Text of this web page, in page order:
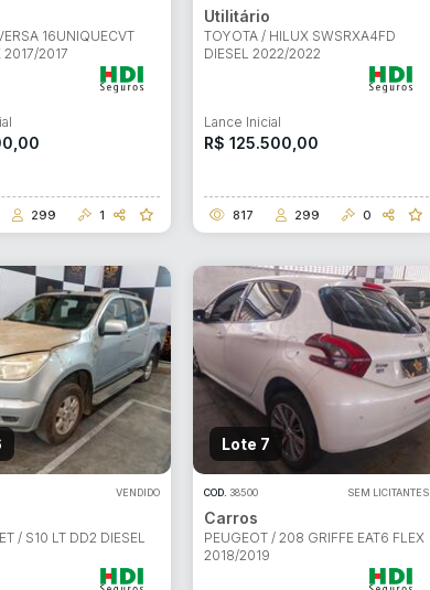
16UNIQUECVT
2017/2017
299 1
Utilitário
TOYOTA / HILUX SWSRXA4FD
DIESEL 2022/2022
Lance Inicial
R$ 125.500,00
817 299 0
VENDIDO
/ S10 LT DD2 DIESEL
Lote 7
COD. 38500 SEM LICITANTES
Carros
PEUGEOT / 208 GRIFFE EAT6 FLEX
2018/2019